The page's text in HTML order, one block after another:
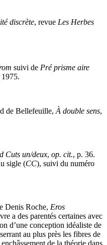
discrète, revue Les Herbes
suivi de Pré prisme aire
1975.
de Bellefeuille, À double sens,
Cuts un/deux, op. cit., p. 36.
sigle (CC), suivi du numéro
Denis Roche, Eros
a des parentés certaines avec
d’une conception idéaliste de
au plus près les fibres de